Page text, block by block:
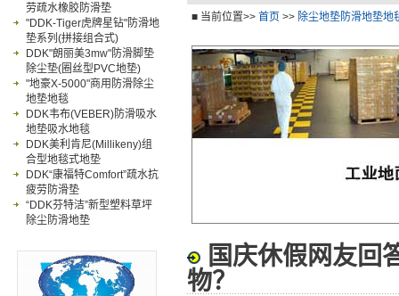
劳疏水橡胶防滑垫
"DDK-Tiger虎牌星钻"防滑地
垫系列(拼接组合式)
DDK"朗丽美3mw"防滑脚垫
除尘垫(圈丝型PVC地垫)
"地豪X-5000"商用防滑除尘
地垫地毯
DDK韦布(VEBER)防滑吸水
地垫吸水地毯
DDK美利肯尼(Millikeny)组
合型地毯式地垫
DDK“康福特Comfort”疏水抗
疲劳防滑垫
“DDK芬特洁”新型塑料草坪
除尘防滑地垫
卫浴防滑垫 工
■ 当前位置>> 首页 >> 除尘地垫防滑地垫地
国庆休假网友回
物？